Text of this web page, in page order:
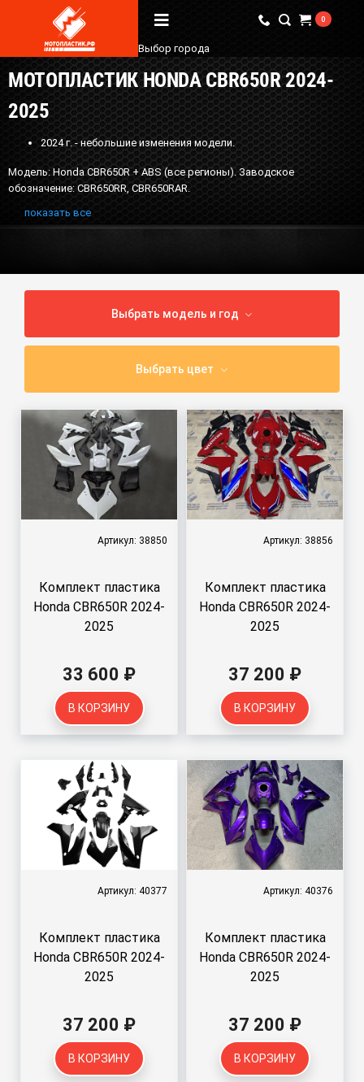
Вопрос / Ответ
Бренды
О Магазине
Мы в соцсетях
info@мотопластик.рф
Выбор города
0
МОТОПЛАСТИК HONDA CBR650R 2024-
2025
2024 г. - небольшие изменения модели.
Модель: Honda CBR650R + ABS (все регионы). Заводское
обозначение: CBR650RR, CBR650RAR.
показать все
Выбрать модель и год
Выбрать цвет
Артикул: 38850
Комплект пластика
Honda CBR650R 2024-
2025
33 600 ₽
В КОРЗИНУ
Артикул: 38856
Комплект пластика
Honda CBR650R 2024-
2025
37 200 ₽
В КОРЗИНУ
Артикул: 40377
Комплект пластика
Honda CBR650R 2024-
2025
37 200 ₽
В КОРЗИНУ
Артикул: 40376
Комплект пластика
Honda CBR650R 2024-
2025
37 200 ₽
В КОРЗИНУ